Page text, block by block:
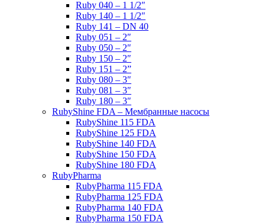
Ruby 040 – 1 1/2″
Ruby 140 – 1 1/2″
Ruby 141 – DN 40
Ruby 051 – 2″
Ruby 050 – 2″
Ruby 150 – 2″
Ruby 151 – 2”
Ruby 080 – 3″
Ruby 081 – 3″
Ruby 180 – 3″
RubyShine FDA – Мембранные насосы
RubyShine 115 FDA
RubyShine 125 FDA
RubyShine 140 FDA
RubyShine 150 FDA
RubyShine 180 FDA
RubyPharma
RubyPharma 115 FDA
RubyPharma 125 FDA
RubyPharma 140 FDA
RubyPharma 150 FDA